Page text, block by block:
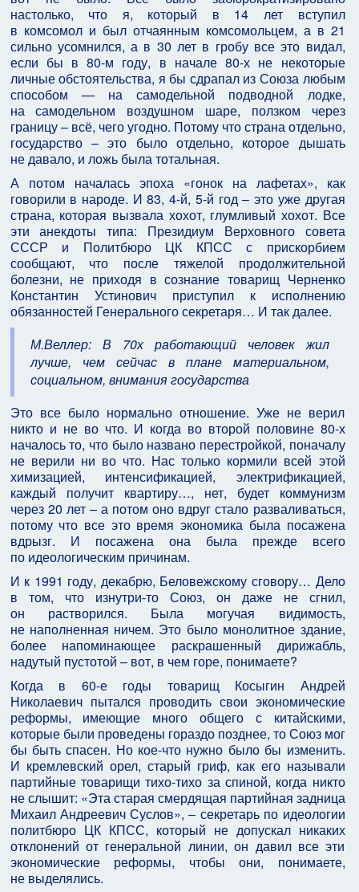
настолько, что я, который в 14 лет вступил
в комсомол и был отчаянным комсомольцем, а в 21
сильно усомнился, а в 30 лет в гробу все это видал,
если бы в 80-м году, в начале 80-х не некоторые
личные обстоятельства, я бы сдрапал из Союза любым
способом — на самодельной подводной лодке,
на самодельном воздушном шаре, ползком через
границу – всё, чего угодно. Потому что страна отдельно,
государство – это было отдельно, которое дышать
не давало, и ложь была тотальная.
А потом началась эпоха «гонок на лафетах», как
говорили в народе. И 83, 4-й, 5-й год – это уже другая
страна, которая вызвала хохот, глумливый хохот. Все
эти анекдоты типа: Президиум Верховного совета
СССР и Политбюро ЦК КПСС с прискорбием
сообщают, что после тяжелой продолжительной
болезни, не приходя в сознание товарищ Черненко
Константин Устинович приступил к исполнению
обязанностей Генерального секретаря… И так далее.
М.Веллер: В 70х работающий человек жил
лучше, чем сейчас в плане материальном,
социальном, внимания государства
Это все было нормально отношение. Уже не верил
никто и не во что. И когда во второй половине 80-х
началось то, что было названо перестройкой, поначалу
не верили ни во что. Нас только кормили всей этой
химизацией, интенсификацией, электрификацией,
каждый получит квартиру…, нет, будет коммунизм
через 20 лет – а потом оно вдруг стало разваливаться,
потому что все это время экономика была посажена
вдрызг. И посажена она была прежде всего
по идеологическим причинам.
И к 1991 году, декабрю, Беловежскому сговору… Дело
в том, что изнутри-то Союз, он даже не сгнил,
он растворился. Была могучая видимость,
не наполненная ничем. Это было монолитное здание,
более напоминающее раскрашенный дирижабль,
надутый пустотой – вот, в чем горе, понимаете?
Когда в 60-е годы товарищ Косыгин Андрей
Николаевич пытался проводить свои экономические
реформы, имеющие много общего с китайскими,
которые были проведены гораздо позднее, то Союз мог
бы быть спасен. Но кое-что нужно было бы изменить.
И кремлевский орел, старый гриф, как его называли
партийные товарищи тихо-тихо за спиной, когда никто
не слышит: «Эта старая смердящая партийная задница
Михаил Андреевич Суслов», – секретарь по идеологии
политбюро ЦК КПСС, который не допускал никаких
отклонений от генеральной линии, он давил все эти
экономические реформы, чтобы они, понимаете,
не выделялись.